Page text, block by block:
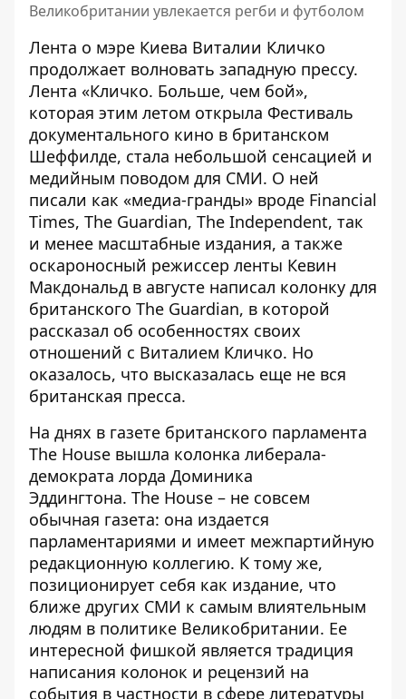
Великобритании увлекается регби и футболом
Лента о мэре Киева Виталии Кличко
продолжает волновать западную прессу.
Лента «Кличко. Больше, чем бой»,
которая этим летом открыла Фестиваль
документального кино в британском
Шеффилде, стала небольшой сенсацией и
медийным поводом для СМИ. О ней
писали как «медиа-гранды» вроде Financial
Times, The Guardian, The Independent, так
и менее масштабные издания, а также
оскароносный режиссер ленты Кевин
Макдональд в августе написал колонку для
британского The Guardian, в которой
рассказал об особенностях своих
отношений с Виталием Кличко. Но
оказалось, что высказалась еще не вся
британская пресса.
На днях в газете британского парламента
The House вышла колонка либерала-
демократа лорда Доминика
Эддингтона. The House – не совсем
обычная газета: она издается
парламентариями и имеет межпартийную
редакционную коллегию. К тому же,
позиционирует себя как издание, что
ближе других СМИ к самым влиятельным
людям в политике Великобритании. Ее
интересной фишкой является традиция
написания колонок и рецензий на
события в частности в сфере литературы